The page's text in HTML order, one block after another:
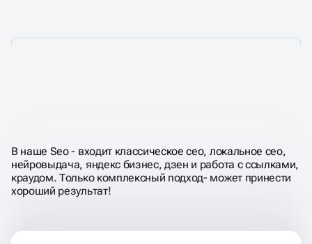
РОСТА ЗАЯВОК И ВЫРУЧКИ
В наше Seo - входит классическое сео, локальное сео,
нейровыдача, яндекс бизнес, дзен и работа с ссылками,
краудом. Только комплексный подход- может принести
хороший результат!